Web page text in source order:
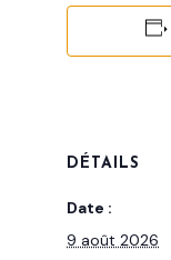
DÉTAILS
Date :
9 août 2026